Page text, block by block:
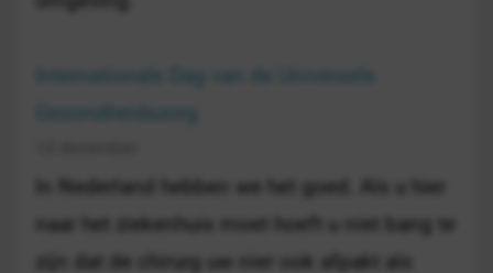
Internationale Dag van de Universele
In Nederland hebben we het goed. Als u hier
naar het ziekenhuis moet hoeft u niet bang te
zijn dat de chirurg uw nier ook afpakt als